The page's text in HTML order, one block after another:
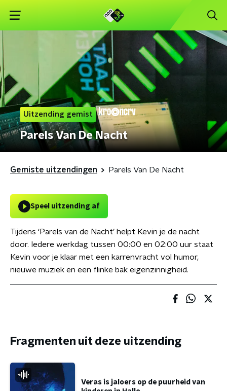
Uitzending gemist
Parels Van De Nacht
Gemiste uitzendingen Parels Van De Nacht
Speel uitzending af
Tijdens ‘Parels van de Nacht’ helpt Kevin je de nacht
door. Iedere werkdag tussen 00:00 en 02:00 uur staat
Kevin voor je klaar met een karrenvracht vol humor,
nieuwe muziek en een flinke bak eigenzinnigheid.
Fragmenten uit deze uitzending
Veras is jaloers op de puurheid van